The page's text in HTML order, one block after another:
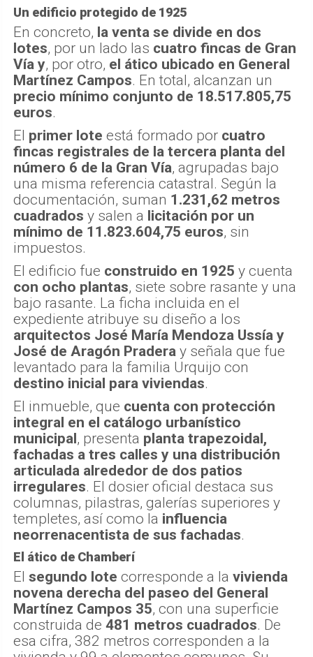
Un edificio protegido de 1925
En concreto, la venta se divide en dos
lotes, por un lado las cuatro fincas de Gran
Vía y, por otro, el ático ubicado en General
Martínez Campos. En total, alcanzan un
precio mínimo conjunto de 18.517.805,75
euros.
El primer lote está formado por cuatro
fincas registrales de la tercera planta del
número 6 de la Gran Vía, agrupadas bajo
una misma referencia catastral. Según la
documentación, suman 1.231,62 metros
cuadrados y salen a licitación por un
mínimo de 11.823.604,75 euros, sin
impuestos.
El edificio fue construido en 1925 y cuenta
con ocho plantas, siete sobre rasante y una
bajo rasante. La ficha incluida en el
expediente atribuye su diseño a los
arquitectos José María Mendoza Ussía y
José de Aragón Pradera y señala que fue
levantado para la familia Urquijo con
destino inicial para viviendas.
El inmueble, que cuenta con protección
integral en el catálogo urbanístico
municipal, presenta planta trapezoidal,
fachadas a tres calles y una distribución
articulada alrededor de dos patios
irregulares. El dosier oficial destaca sus
columnas, pilastras, galerías superiores y
templetes, así como la influencia
neorrenacentista de sus fachadas.
El ático de Chamberí
El segundo lote corresponde a la vivienda
novena derecha del paseo del General
Martínez Campos 35, con una superficie
construida de 481 metros cuadrados. De
esa cifra, 382 metros corresponden a la